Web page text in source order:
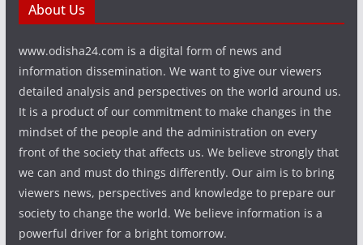
About Us
www.odisha24.com is a digital form of news and
information dissemination. We want to give our viewers
detailed analysis and perspectives on the world around us.
It is a product of our commitment to make changes in the
mindset of the people and the administration on every
front of the society that affects us. We believe strongly that
we can and must do things differently. Our aim is to bring
viewers news, perspectives and knowledge to prepare our
society to change the world. We believe information is a
powerful driver for a bright tomorrow.